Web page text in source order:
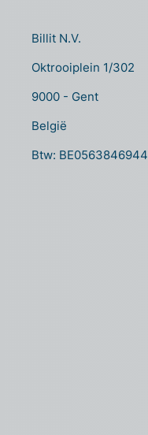
Billit N.V.
Oktrooiplein 1/302
9000 - Gent
België
Btw: BE0563846944